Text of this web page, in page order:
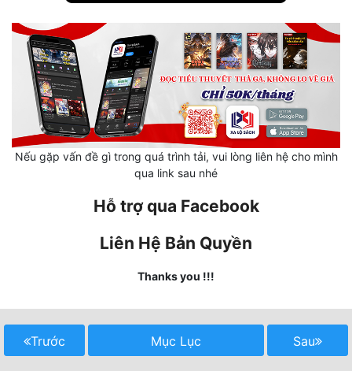
Lịch Sử
Mưu Mô
Mạt Thế
Mỹ Thực
Ngôn Tình
Phản Phái
Nếu gặp vấn đề gì trong quá trình tải, vui lòng liên hệ cho mình
qua link sau nhé
Hỗ trợ qua Facebook
Liên Hệ Bản Quyền
Thanks you !!!
Trước Mục Lục Sau